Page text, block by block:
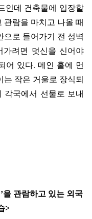
인데 건축물에 입장할
람을 마치고 나올 때
으로 들어가기 전 성벽
가려면 덧신을 신어야
어 있다. 메인 홀에 먼
작은 거울로 장식되
각국에서 선물로 보내
’을 관람하고 있는 외국
>